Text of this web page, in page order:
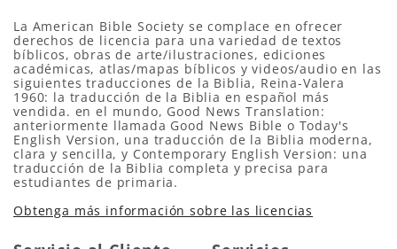
La American Bible Society se complace en ofrecer
derechos de licencia para una variedad de textos
bíblicos, obras de arte/ilustraciones, ediciones
académicas, atlas/mapas bíblicos y videos/audio en las
siguientes traducciones de la Biblia, Reina-Valera
1960: la traducción de la Biblia en español más
vendida. en el mundo, Good News Translation:
anteriormente llamada Good News Bible o Today's
English Version, una traducción de la Biblia moderna,
clara y sencilla, y Contemporary English Version: una
traducción de la Biblia completa y precisa para
estudiantes de primaria.
Obtenga más información sobre las licencias